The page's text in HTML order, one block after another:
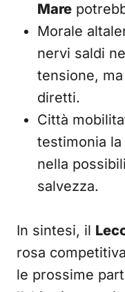
Mare
Morale
nervi saldi
tensione,
diretti.
Città
testimonia
nella
salvezza.
In sintesi, il
rosa
le prossime